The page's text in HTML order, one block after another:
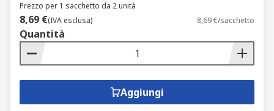
Prezzo per 1 sacchetto da 2 unità
8,69 €(IVA esclusa) 8,69 €/sacchetto
Quantità
Aggiungi